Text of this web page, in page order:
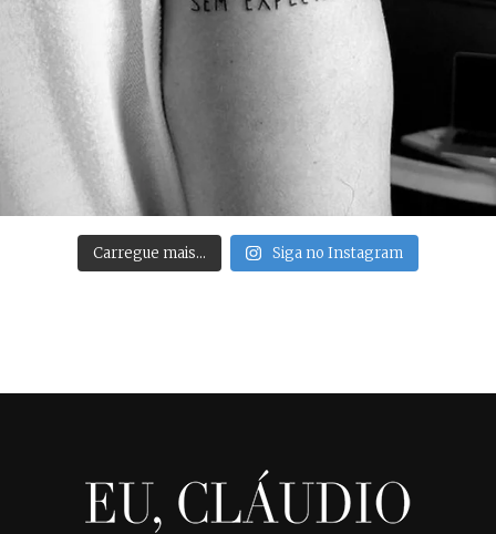
Carregue mais… Siga no Instagram